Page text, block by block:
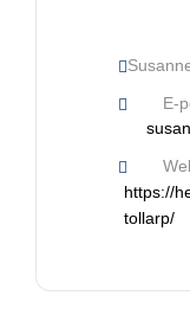
E-
https://
tollarp/